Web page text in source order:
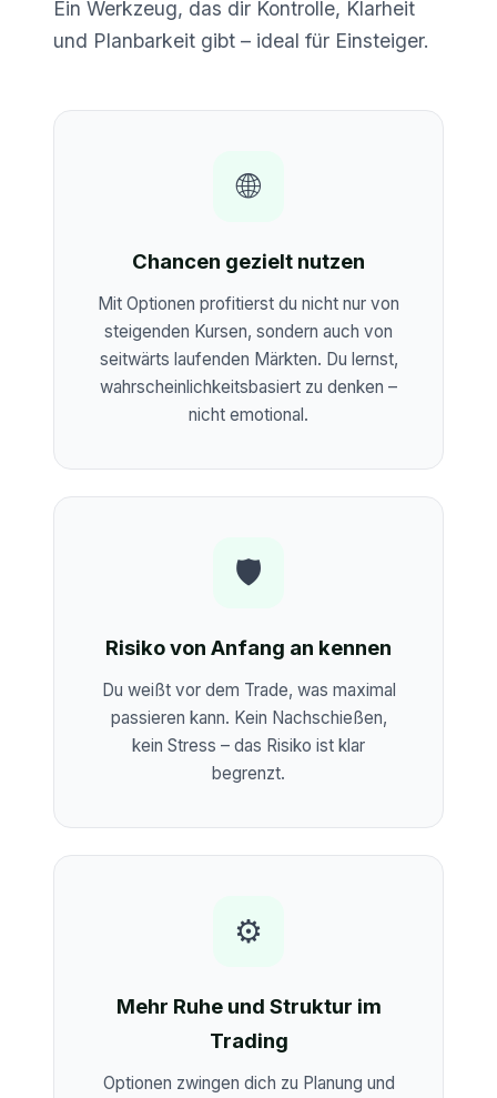
Ein Werkzeug, das dir Kontrolle, Klarheit
und Planbarkeit gibt – ideal für Einsteiger.
🌐
Chancen gezielt nutzen
Mit Optionen profitierst du nicht nur von
steigenden Kursen, sondern auch von
seitwärts laufenden Märkten. Du lernst,
wahrscheinlichkeitsbasiert zu denken –
nicht emotional.
🛡️
Risiko von Anfang an kennen
Du weißt vor dem Trade, was maximal
passieren kann. Kein Nachschießen,
kein Stress – das Risiko ist klar
begrenzt.
⚙️
Mehr Ruhe und Struktur im
Trading
Optionen zwingen dich zu Planung und